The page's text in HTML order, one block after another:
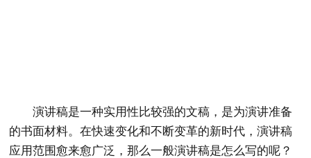
演讲稿是一种实用性比较强的文稿，是为演讲准备
的书面材料。在快速变化和不断变革的新时代，演讲稿
应用范围愈来愈广泛，那么一般演讲稿是怎么写的呢？